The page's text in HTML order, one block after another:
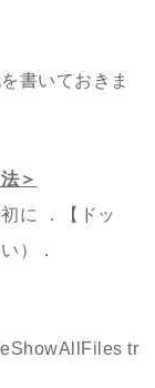
書いておきま
＞
に ．【ドッ
）．
tr